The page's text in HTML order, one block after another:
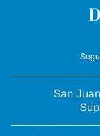
San Juan